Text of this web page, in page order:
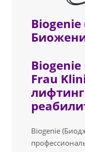
Frau
Biogenie